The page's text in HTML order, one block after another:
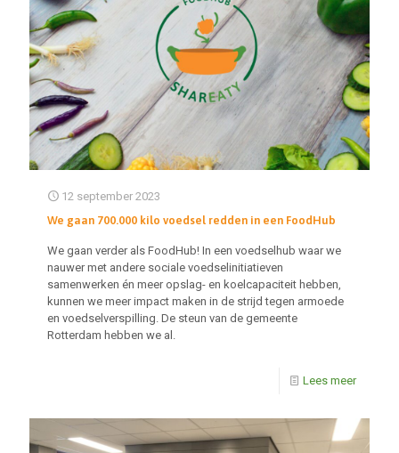
12 september 2023
We gaan 700.000 kilo voedsel redden in een FoodHub
We gaan verder als FoodHub! In een voedselhub waar we
nauwer met andere sociale voedselinitiatieven
samenwerken én meer opslag- en koelcapaciteit hebben,
kunnen we meer impact maken in de strijd tegen armoede
en voedselverspilling. De steun van de gemeente
Rotterdam hebben we al.
Lees meer